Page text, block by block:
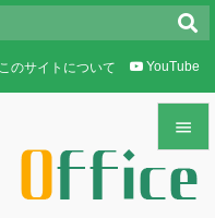


メニュ
このサイトについて YouTube